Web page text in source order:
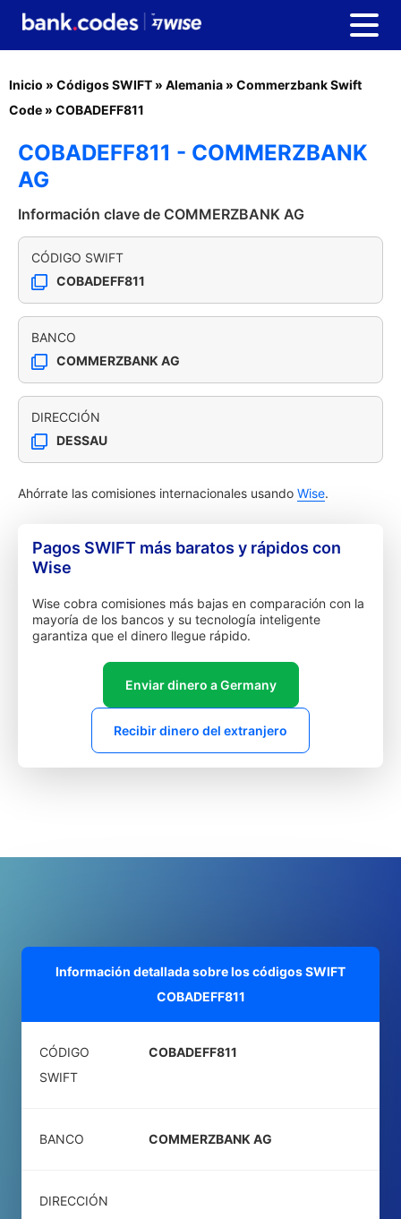
Inicio » Códigos SWIFT » Alemania » Commerzbank Swift
Code » COBADEFF811
COBADEFF811 - COMMERZBANK
AG
Información clave de COMMERZBANK AG
CÓDIGO SWIFT
COBADEFF811
BANCO
COMMERZBANK AG
DIRECCIÓN
DESSAU
Ahórrate las comisiones internacionales usando Wise.
Pagos SWIFT más baratos y rápidos con
Wise
Wise cobra comisiones más bajas en comparación con la
mayoría de los bancos y su tecnología inteligente
garantiza que el dinero llegue rápido.
Enviar dinero a Germany
Recibir dinero del extranjero
Información detallada sobre los códigos SWIFT
COBADEFF811
CÓDIGO
SWIFT
COBADEFF811
BANCO COMMERZBANK AG
DIRECCIÓN